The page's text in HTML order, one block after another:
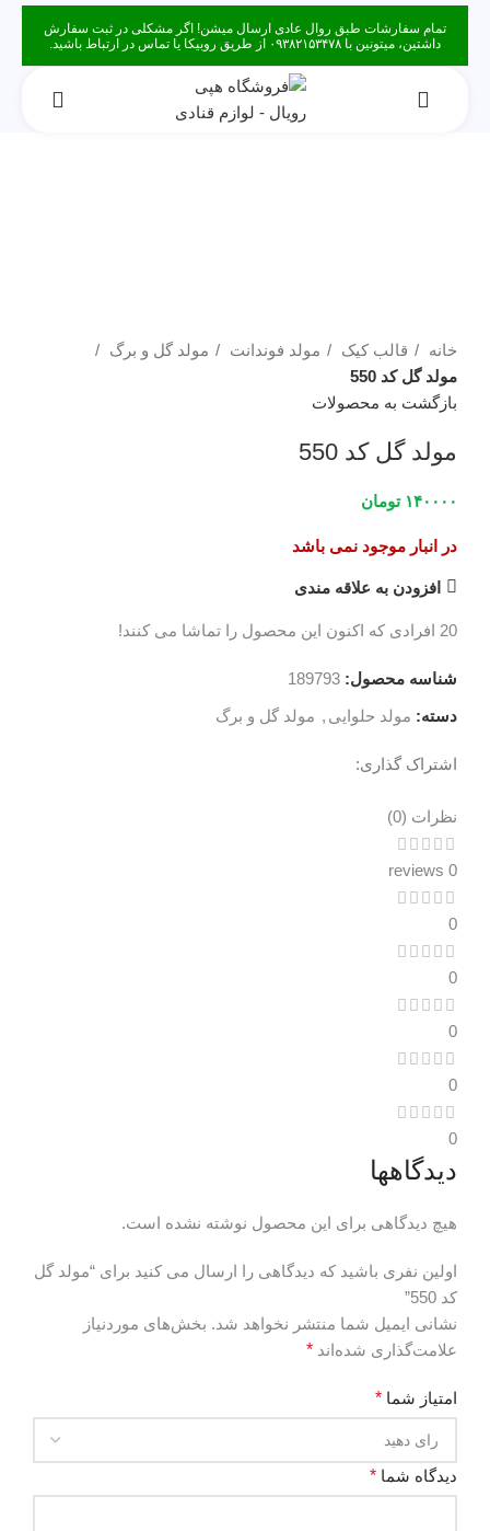
تمام سفارشات طبق روال عادی ارسال میشن! اگر مشکلی در ثبت سفارش
داشتین، میتونین با ۰۹۳۸۲۱۵۳۴۷۸ از طریق روبیکا یا تماس در ارتباط باشید.
خانه قالب کیک مولد فوندانت
مولد گل و برگ
مولد گل کد 550
بازگشت به محصولات
مولد گل کد 550
۱۴۰۰۰۰ تومان
در انبار موجود نمی باشد
افزودن به علاقه مندی
20 افرادی که اکنون این محصول را تماشا می کنند!
شناسه محصول: 189793
دسته: مولد حلوایی , مولد گل و برگ
اشتراک گذاری:
نظرات (0)
0 reviews
0
0
0
0
0
دیدگاهها
هیچ دیدگاهی برای این محصول نوشته نشده است.
اولین نفری باشید که دیدگاهی را ارسال می کنید برای “مولد گل
کد 550”
نشانی ایمیل شما منتشر نخواهد شد. بخش‌های موردنیاز
علامت‌گذاری شده‌اند *
امتیاز شما *
دیدگاه شما *